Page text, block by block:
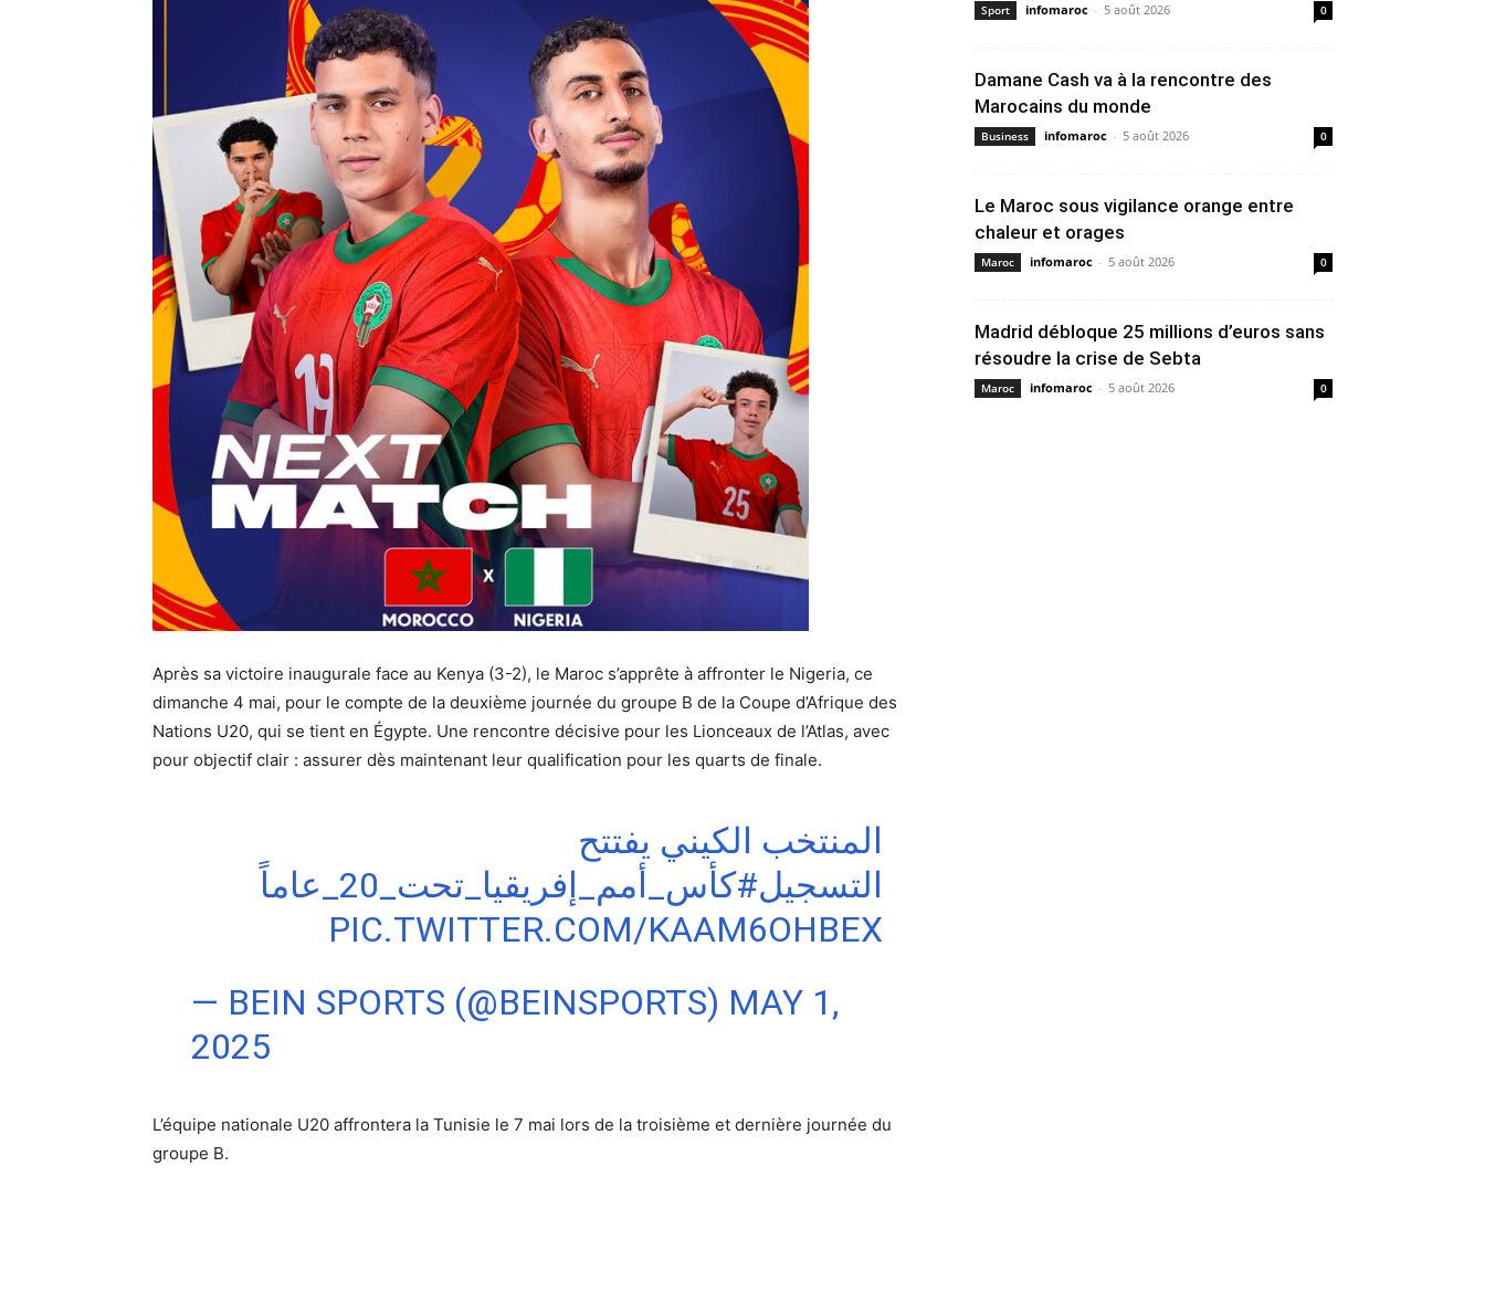
Après sa victoire inaugurale face au Kenya (3-2), le Maroc s’apprête à affronter le Nigeria, ce
dimanche 4 mai, pour le compte de la deuxième journée du groupe B de la Coupe d’Afrique des
Nations U20, qui se tient en Égypte. Une rencontre décisive pour les Lionceaux de l’Atlas, avec
pour objectif clair : assurer dès maintenant leur qualification pour les quarts de finale.
المنتخب الكيني يفتتح
التسجيل#كأس_أمم_إفريقيا_تحت_20_عاماً
PIC.TWITTER.COM/KAAM6OHBEX
— BEIN SPORTS (@BEINSPORTS) MAY 1,
2025
L’équipe nationale U20 affrontera la Tunisie le 7 mai lors de la troisième et dernière journée du
groupe B.
Sport infomaroc - 5 août 2026 0
Damane Cash va à la rencontre des
Marocains du monde
Business infomaroc - 5 août 2026 0
Le Maroc sous vigilance orange entre
chaleur et orages
Maroc infomaroc - 5 août 2026 0
Madrid débloque 25 millions d’euros sans
résoudre la crise de Sebta
Maroc infomaroc - 5 août 2026 0